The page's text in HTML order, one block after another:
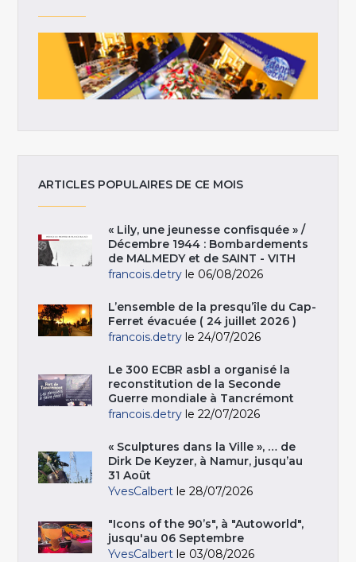
ARTICLES POPULAIRES DE CE MOIS
« Lily, une jeunesse confisquée » /
Décembre 1944 : Bombardements
de MALMEDY et de SAINT - VITH
francois.detry le 06/08/2026
L’ensemble de la presqu’île du Cap-
Ferret évacuée ( 24 juillet 2026 )
francois.detry le 24/07/2026
Le 300 ECBR asbl a organisé la
reconstitution de la Seconde
Guerre mondiale à Tancrémont
francois.detry le 22/07/2026
« Sculptures dans la Ville », … de
Dirk De Keyzer, à Namur, jusqu’au
31 Août
YvesCalbert le 28/07/2026
"Icons of the 90’s", à "Autoworld",
jusqu'au 06 Septembre
YvesCalbert le 03/08/2026